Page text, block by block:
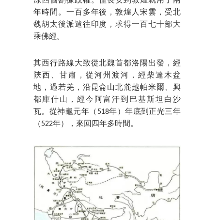
年時間。一百多年後，敦煌人宋雲，受北
魏胡太後派遣往印度，求得一百七十部大
乘佛經。
其西行路線大致從北魏首都洛陽出發，經
陝西、甘肅，從河州渡河，經柴達木盆
地，過若羌，沿昆侖山北麓越帕米爾、興
都庫什山，經今阿富汗到巴基斯坦白沙
瓦。從神龜元年（518年）年底到正光三年
（522年），來回四年多時間。